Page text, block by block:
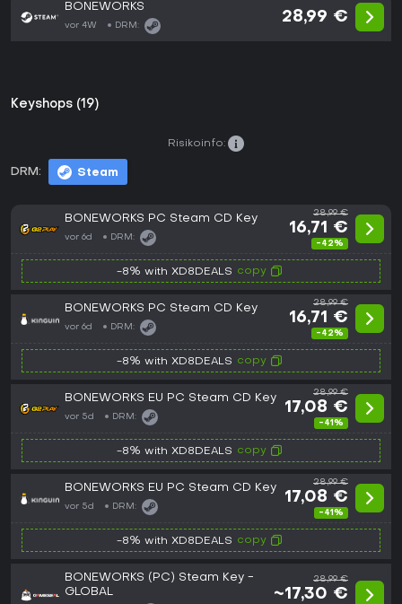
BONEWORKS
vor 4W DRM:
28,99 €
Keyshops (19)
DRM: Steam
Risikoinfo:
BONEWORKS PC Steam CD Key
vor 6d DRM:
28,99 €
16,71 €
-42%
-8% with XD8DEALS copy
BONEWORKS PC Steam CD Key
vor 6d DRM:
28,99 €
16,71 €
-42%
-8% with XD8DEALS copy
BONEWORKS EU PC Steam CD Key
vor 5d DRM:
28,99 €
17,08 €
-41%
-8% with XD8DEALS copy
BONEWORKS EU PC Steam CD Key
vor 5d DRM:
28,99 €
17,08 €
-41%
-8% with XD8DEALS copy
BONEWORKS (PC) Steam Key -
GLOBAL
28,99 €
~17,30 €